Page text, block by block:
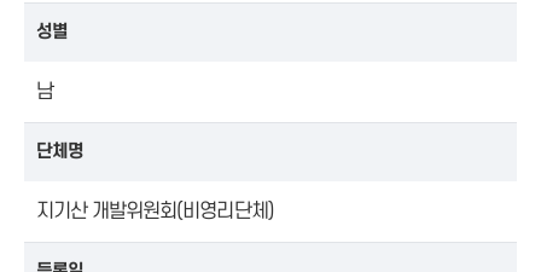
성별
남
단체명
지기산 개발위원회(비영리단체)